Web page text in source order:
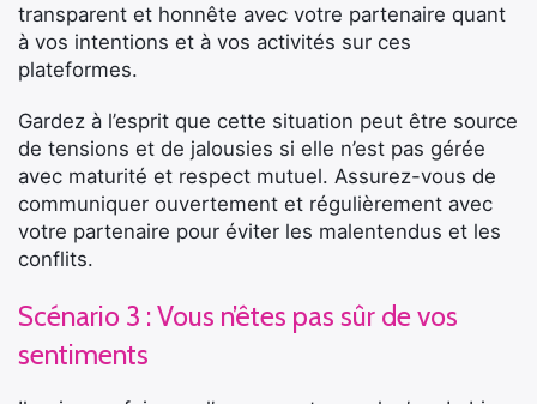
transparent et honnête avec votre partenaire quant
à vos intentions et à vos activités sur ces
plateformes.
Gardez à l’esprit que cette situation peut être source
de tensions et de jalousies si elle n’est pas gérée
avec maturité et respect mutuel. Assurez-vous de
communiquer ouvertement et régulièrement avec
votre partenaire pour éviter les malentendus et les
conflits.
Scénario 3 : Vous n’êtes pas sûr de vos
sentiments